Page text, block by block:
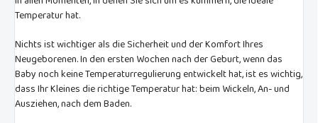
seinem speziell entwickelten
Saugelement verschafft Ihrem
Seine Anwendung ist für alle
Babys von Geburt an geeignet,
auch dank des weichen XS-
Ausgangs.
Temperatur hat.
Nichts ist wichtiger als die Sicherheit und der Komfort Ihres
Neugeborenen. In den ersten Wochen nach der Geburt, wenn das
Baby noch keine Temperaturregulierung entwickelt hat, ist es wichtig,
dass Ihr Kleines die richtige Temperatur hat: beim Wickeln, An- und
Ausziehen, nach dem Baden.